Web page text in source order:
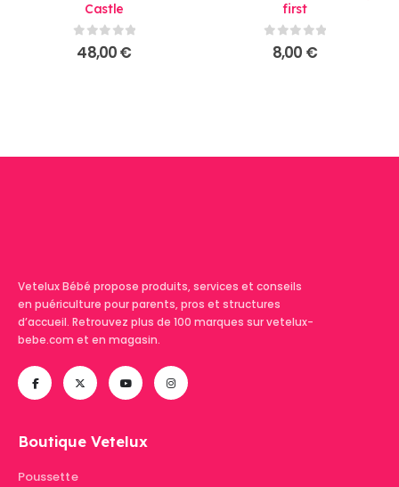
Castle
0sur 5
48,00€
first
sur 5
8,00 €
Vetelux Bébé propose produits, services et conseils
en puériculture pour parents, pros et structures
d’accueil. Retrouvez plus de 100 marques sur vetelux-
bebe.com et en magasin.
Boutique Vetelux
Poussette